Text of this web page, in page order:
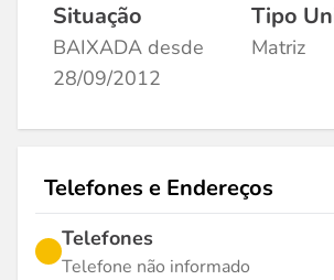
Situação
BAIXADA desde
28/09/2012
Tipo
Matriz
Telefones e Endereços
Telefones
Telefone não informado